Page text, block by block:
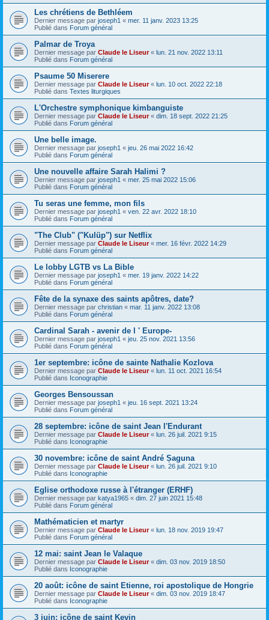
Les chrétiens de Bethléem
Dernier message par joseph1 « mer. 11 janv. 2023 13:25
Publié dans Forum général
Palmar de Troya
Dernier message par Claude le Liseur« lun. 21 nov. 2022 13:11
Publié dans Forum général
Psaume 50 Miserere
Dernier message par Claude le Liseur« lun. 10 oct. 2022 22:18
Publié dans Textes liturgiques
L'Orchestre symphonique kimbanguiste
Dernier message par Claude le Liseur« dim. 18 sept. 2022 21:25
Publié dans Forum général
Une belle image.
Dernier message par joseph1 « jeu. 26 mai 2022 16:42
Publié dans Forum général
Une nouvelle affaire Sarah Halimi ?
Dernier message par joseph1 « mer. 25 mai 2022 15:06
Publié dans Forum général
Tu seras une femme, mon fils
Dernier message par joseph1 « ven. 22 avr. 2022 18:10
Publié dans Forum général
"The Club" ("Kulüp") sur Netflix
Dernier message par Claude le Liseur« mer. 16 févr. 2022 14:29
Publié dans Forum général
Le lobby LGTB vs La Bible
Dernier message par joseph1 « mer. 19 janv. 2022 14:22
Publié dans Forum général
Fête de la synaxe des saints apôtres, date?
Dernier message par christian « mar. 11 janv. 2022 13:08
Publié dans Forum général
Cardinal Sarah - avenir de l ' Europe-
Dernier message par joseph1 « jeu. 25 nov. 2021 13:56
Publié dans Forum général
1er septembre: icône de sainte Nathalie Kozlova
Dernier message par Claude le Liseur« lun. 11 oct. 2021 16:54
Publié dans Iconographie
Georges Bensoussan
Dernier message par joseph1 « jeu. 16 sept. 2021 13:24
Publié dans Forum général
28 septembre: icône de saint Jean l'Endurant
Dernier message par Claude le Liseur« lun. 26 juil. 2021 9:15
Publié dans Iconographie
30 novembre: icône de saint André Șaguna
Dernier message par Claude le Liseur« lun. 26 juil. 2021 9:10
Publié dans Iconographie
Eglise orthodoxe russe à l'étranger (ERHF)
Dernier message par katya1965 « dim. 27 juin 2021 15:48
Publié dans Forum général
Mathématicien et martyr
Dernier message par Claude le Liseur« lun. 18 nov. 2019 19:47
Publié dans Forum général
12 mai: saint Jean le Valaque
Dernier message par Claude le Liseur« dim. 03 nov. 2019 18:50
Publié dans Iconographie
20 août: icône de saint Etienne, roi apostolique de Hongrie
Dernier message par Claude le Liseur« dim. 03 nov. 2019 18:47
Publié dans Iconographie
3 juin: icône de saint Kevin